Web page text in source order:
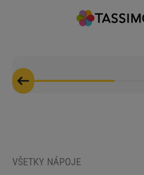
VŠETKY NÁPOJE